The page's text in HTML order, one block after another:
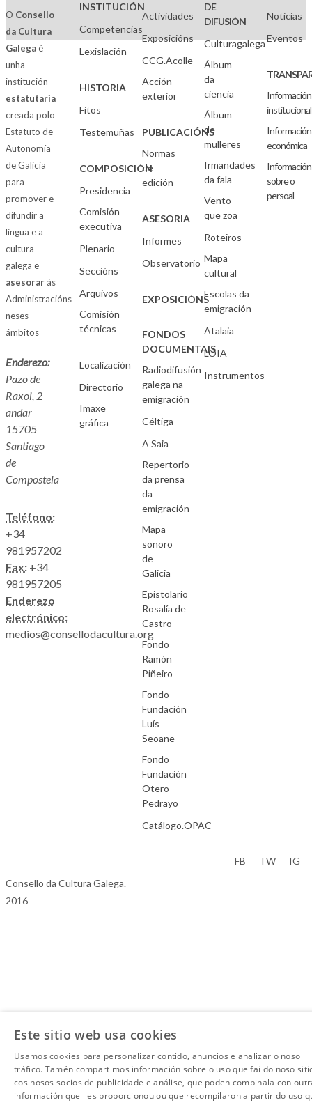
O Consello
da Cultura
Galegaé
unha
institución
estatutaria
creada polo
Estatuto de
Autonomía
de Galicia
para
promover e
difundir a
lingua e a
cultura
galega e
asesorarás
Administracións
neses
ámbitos
Enderezo:
Pazo de
Raxoi, 2
andar
15705
Santiago
de
Compostela
Teléfono:
+34
981957202
Fax: +34
981957205
Enderezo
electrónico:
medios@consellodacultura.org
INSTITUCIÓN
Competencias
Lexislación
HISTORIA
Fitos
Testemuñas
COMPOSICIÓN
Presidencia
Comisión
executiva
Plenario
Seccións
Arquivos
Comisión
técnicas
Localización
Directorio
Imaxe
gráfica
Actividades
Exposicións
CCG.Acolle
Acción
exterior
PUBLICACIÓNS
Normas
de
edición
ASESORIA
Informes
Observatorio
EXPOSICIÓNS
FONDOS
DOCUMENTAIS
Radiodifusión
galega na
emigración
Céltiga
A Saia
Repertorio
da prensa
da
emigración
Mapa
sonoro
de
Galicia
Epistolario
Rosalía de
Castro
Fondo
Ramón
Piñeiro
Fondo
Fundación
Luís
Seoane
Fondo
Fundación
Otero
Pedrayo
Catálogo.OPAC
DE
DIFUSIÓN
Culturagalega
Álbum
da
ciencia
Álbum
de
mulleres
Irmandades
da fala
Vento
que zoa
Roteiros
Mapa
cultural
Escolas da
emigración
Atalaia
LOIA
Instrumentos
Noticias
Eventos
Información
institucional
Información
económica
Información
sobre o
persoal
Consello da Cultura Galega.
2016
FB TW IG
Este sitio web usa cookies
Usamos cookies para personalizar contido, anuncios e analizar o noso
tráfico. Tamén compartimos información sobre o uso que fai do noso
cos nosos socios de publicidade e análise, que poden combinala con
información que lles proporcionou ou que recompilaron a partir do uso